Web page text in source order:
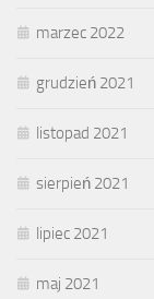
marzec 2022
grudzień 2021
listopad 2021
sierpień 2021
lipiec 2021
maj 2021